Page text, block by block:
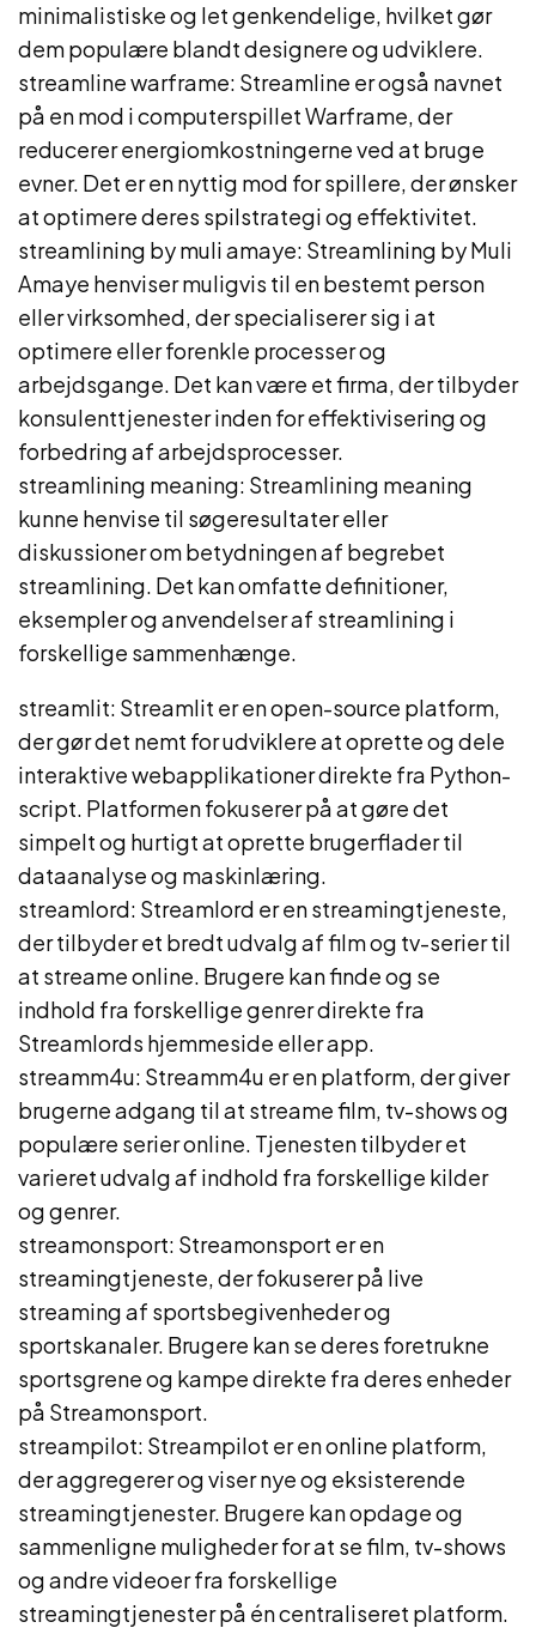
minimalistiske og let genkendelige, hvilket gør
dem populære blandt designere og udviklere.
streamline warframe: Streamline er også navnet
på en mod i computerspillet Warframe, der
reducerer energiomkostningerne ved at bruge
evner. Det er en nyttig mod for spillere, der ønsker
at optimere deres spilstrategi og effektivitet.
streamlining by muli amaye: Streamlining by Muli
Amaye henviser muligvis til en bestemt person
eller virksomhed, der specialiserer sig i at
optimere eller forenkle processer og
arbejdsgange. Det kan være et firma, der tilbyder
konsulenttjenester inden for effektivisering og
forbedring af arbejdsprocesser.
streamlining meaning: Streamlining meaning
kunne henvise til søgeresultater eller
diskussioner om betydningen af begrebet
streamlining. Det kan omfatte definitioner,
eksempler og anvendelser af streamlining i
forskellige sammenhænge.
streamlit: Streamlit er en open-source platform,
der gør det nemt for udviklere at oprette og dele
interaktive webapplikationer direkte fra Python-
script. Platformen fokuserer på at gøre det
simpelt og hurtigt at oprette brugerflader til
dataanalyse og maskinlæring.
streamlord: Streamlord er en streamingtjeneste,
der tilbyder et bredt udvalg af film og tv-serier til
at streame online. Brugere kan finde og se
indhold fra forskellige genrer direkte fra
Streamlords hjemmeside eller app.
streamm4u: Streamm4u er en platform, der giver
brugerne adgang til at streame film, tv-shows og
populære serier online. Tjenesten tilbyder et
varieret udvalg af indhold fra forskellige kilder
og genrer.
streamonsport: Streamonsport er en
streamingtjeneste, der fokuserer på live
streaming af sportsbegivenheder og
sportskanaler. Brugere kan se deres foretrukne
sportsgrene og kampe direkte fra deres enheder
på Streamonsport.
streampilot: Streampilot er en online platform,
der aggregerer og viser nye og eksisterende
streamingtjenester. Brugere kan opdage og
sammenligne muligheder for at se film, tv-shows
og andre videoer fra forskellige
streamingtjenester på én centraliseret platform.